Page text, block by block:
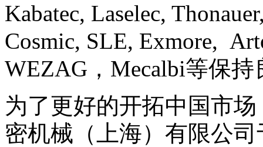
Kabatec, Laselec,
Cosmic, SLE, Exmore,
WEZAG，Mecalbi等保
为了更好的开拓中国市
密机械（上海）有限公